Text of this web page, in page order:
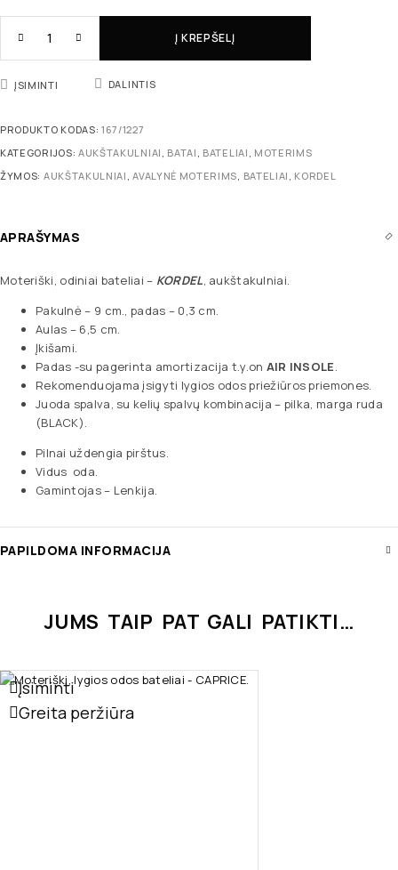
Į KREPŠELĮ
ĮSIMINTI DALINTIS
PRODUKTO KODAS: 167/1227
KATEGORIJOS: AUKŠTAKULNIAI BATAI BATELIAI MOTERIMS
ŽYMOS: AUKŠTAKULNIAI ,AVALYNĖ MOTERIMS BATELIAI KORDEL
APRAŠYMAS
Moteriški, odiniai bateliai – KORDEL, aukštakulniai.
Pakulnė – 9 cm., padas – 0,3 cm.
Aulas – 6,5 cm.
Įkišami.
Padas -su pagerinta amortizacija t.y.on AIR INSOLE.
Rekomenduojama įsigyti lygios odos priežiūros priemones.
Juoda spalva, su kelių spalvų kombinacija – pilka, marga ruda
(BLACK).
Pilnai uždengia pirštus.
Vidus oda.
Gamintojas – Lenkija.
PAPILDOMA INFORMACIJA
JUMS TAIP PAT GALI PATIKTI…
Įsiminti
Greita peržiūra